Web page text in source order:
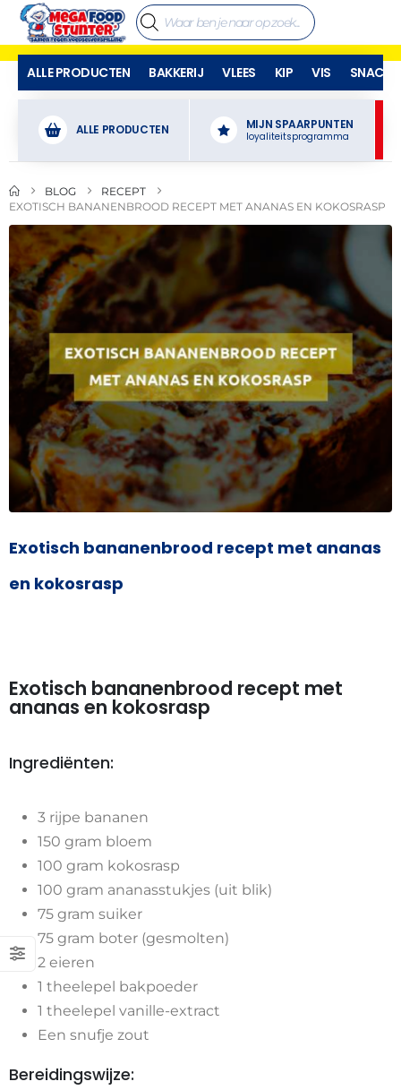
ALLE PRODUCTEN BAKKERIJ VLEES KIP VIS SNACKS
ALLE PRODUCTEN MIJN SPAARPUNTEN
loyaliteitsprogramma
BLOG
RECEPT
EXOTISCH BANANENBROOD RECEPT MET ANANAS EN KOKOSRASP
Exotisch bananenbrood recept met ananas
en kokosrasp
Exotisch bananenbrood recept met
ananas en kokosrasp
Ingrediënten:
3 rijpe bananen
150 gram bloem
100 gram kokosrasp
100 gram ananasstukjes (uit blik)
75 gram suiker
75 gram boter (gesmolten)
2 eieren
1 theelepel bakpoeder
1 theelepel vanille-extract
Een snufje zout
Bereidingswijze: